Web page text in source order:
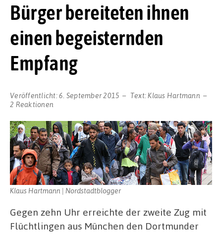
Bürger bereiteten ihnen
einen begeisternden
Empfang
Veröffentlicht:6. September 2015 Text:Klaus Hartmann
2 Reaktionen
Klaus Hartmann | Nordstadtblogger
Gegen zehn Uhr erreichte der zweite Zug mit
Flüchtlingen aus München den Dortmunder